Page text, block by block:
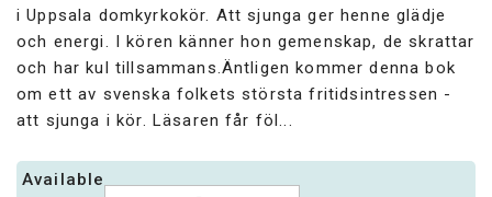
i Uppsala domkyrkokör. Att sjunga ger henne glädje
och energi. I kören känner hon gemenskap, de skrattar
och har kul tillsammans.Äntligen kommer denna bok
om ett av svenska folkets största fritidsintressen -
att sjunga i kör. Läsaren får föl...
Available